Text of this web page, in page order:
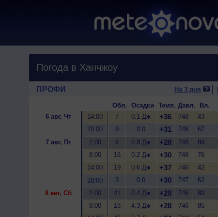
Погода в Ханчжоу
ПРОФИ На 3 дня
Обл. Осадки Темп. Давл. Вл.
6 авг, Чт
14:00 7 0.1 Дж +36 748 43
20:00
9 0.0 +31 748 67
7 авг, Пт
2:00 4 0.8 Дж +28 748 89
8:00
16 0.2 Дж +30 748 76
14:00
19 0.6 Дж +37 746 42
20:00
3 0.0 +30 747 62
8 авг, Сб
2:00 41 0.4 Дж +28 746 80
8:00
18 4.3 Дж +28 746 85